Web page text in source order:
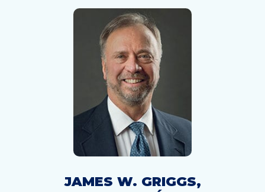
JAMES W. GRIGGS,